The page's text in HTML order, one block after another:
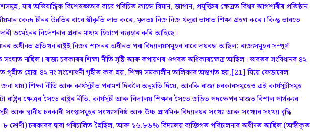
যাৰ অভিযান্ত্ৰিক বিশেষজ্ঞতাৰ বাবে পৰিচিত ফ্ৰান্সে বিমান, জাপান, প্ৰযুক্তিৰ ক্ষেত্ৰত বিশ্বৰ আগশাৰীৰ প্ৰতিষ্ঠান
কেন্দ্ৰ চীনৰ উন্নতিৰ বাবে স্বীকৃতি লাভ কৰে, মূলতঃ নিজ নিজ থলুৱা ভাষাত শিক্ষা গ্ৰহণ কৰে। কিন্তু ভাৰতে
ডমেইনৰ নিৰ্দেশনাৰ প্ৰধান মাধ্যম হিচাপে ব্যৱহাৰ কৰি আহিছে।
অধীনত প্ৰতিখন ৰাষ্ট্ৰই নিজৰ শাসনৰ অধীনত পৰা বিদ্যালয়সমূহৰ বাবে দায়বদ্ধ আছিল; ৰাজ্যসমূহৰ সম্পূৰ্ণ
নাছিল। ৰাজ্য চৰকাৰৰ শিক্ষা নীতি সৃষ্টি আৰু ৰূপায়ণৰ ওপৰত অধিকাৰক্ষেত্ৰ আছিল। ভাৰতৰ সংবিধানৰ ৪২
হোৱা ৪২ নং সংশোধনী গৃহীত কৰা হয়, শিক্ষা সমকালীন তালিকাৰ অন্তৰ্গত হয়,[21] যিয়ে ফেডাৰেল
যায়) শিক্ষা নীতি আৰু কাৰ্যসূচীত পৰামৰ্শ দিবলৈ অনুমতি দিয়ে, আনকি ৰাজ্য চৰকাৰসমূহেও এই কাৰ্যসূচীসমূহ
ক্ষেত্ৰৰ সৈতে ৰাষ্ট্ৰৰ নীতি, কাৰ্যসূচী আৰু বিদ্যালয় শিক্ষাৰ সৈতে জড়িত পদক্ষেপৰ মাজত বিশাল পাৰ্থক্যৰ
আৰু স্থানীয় চৰকাৰী সংস্থাসমূহৰ সংখ্যাগৰিষ্ঠ আৰু উচ্চ প্ৰাথমিক বিদ্যালয়ৰ সংখ্যা আৰু সংখ্যাৰ সংখ্যা বৃদ্ধি
শ্ৰেণী) চৰকাৰৰ দ্বাৰা পৰিচালিত হৈছিল, আৰু ১৬.৮৬% বিদ্যালয় ব্যক্তিগত পৰিচালনাৰ অধীনত আছিল (অস্বীকৃত